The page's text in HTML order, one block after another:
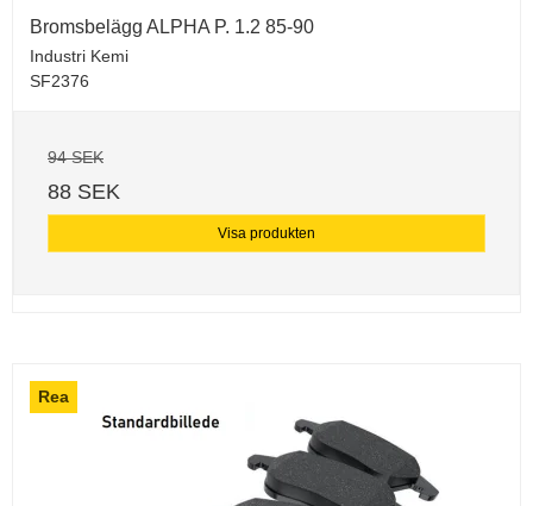
Bromsbelägg ALPHA P. 1.2 85-90
Industri Kemi
SF2376
94 SEK
88 SEK
Visa produkten
Rea